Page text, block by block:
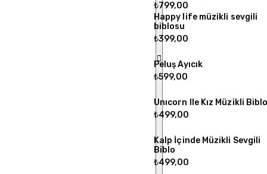
₺799,00
Happy life müzikli sevgili
biblosu
₺399,00
Peluş Ayıcık
₺599,00
Unıcorn Ile Kız Müzikli
₺499,00
Kalp İçinde Müzikli Sevgili
Biblo
₺499,00